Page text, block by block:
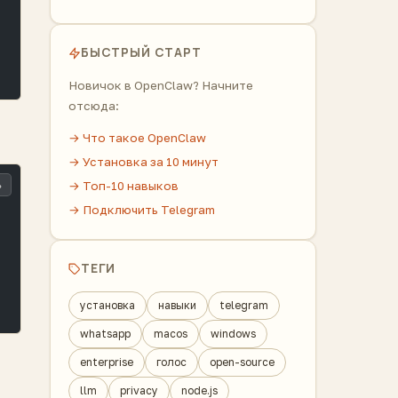
БЫСТРЫЙ СТАРТ
Новичок в OpenClaw? Начните
отсюда:
→ Что такое OpenClaw
→ Установка за 10 минут
→ Топ-10 навыков
→ Подключить Telegram
ТЕГИ
установка навыки telegram
whatsapp macos windows
enterprise голос open-source
llm privacy node.js